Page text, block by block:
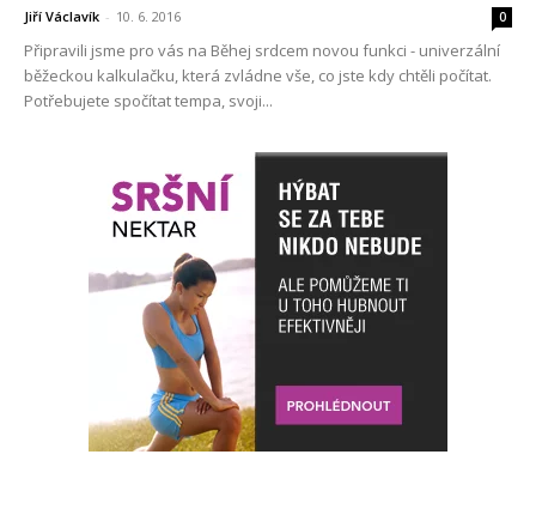
Jiří Václavík - 10. 6. 2016 0
Připravili jsme pro vás na Běhej srdcem novou funkci - univerzální
běžeckou kalkulačku, která zvládne vše, co jste kdy chtěli počítat.
Potřebujete spočítat tempa, svoji...